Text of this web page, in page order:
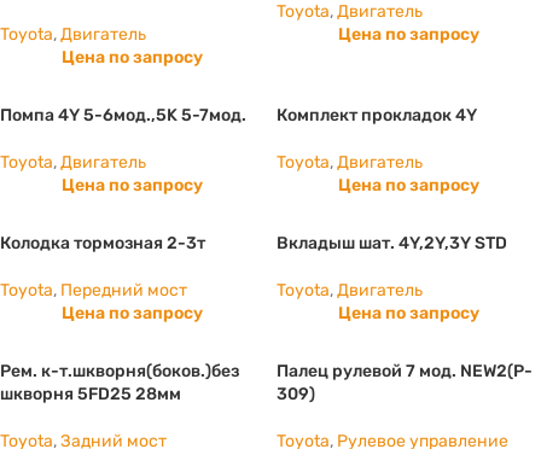
Toyota,Двигатель
Цена по запросу
Toyota,Двигатель
Цена по запросу
Помпа 4Y 5-6мод.,5K 5-7мод.
Toyota,Двигатель
Цена по запросу
Комплект прокладок 4Y
Toyota,Двигатель
Цена по запросу
Колодка тормозная 2-3т
Toyota, Передний мост
Цена по запросу
Вкладыш шат. 4Y,2Y,3Y STD
Toyota,Двигатель
Цена по запросу
Рем. к-т.шкворня(боков.)без
шкворня 5FD25 28мм
Toyota,Задний мост
Палец рулевой 7 мод. NEW2(P-
309)
Toyota, Рулевое управление